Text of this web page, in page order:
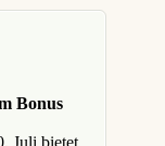
Bonus
Juli bietet